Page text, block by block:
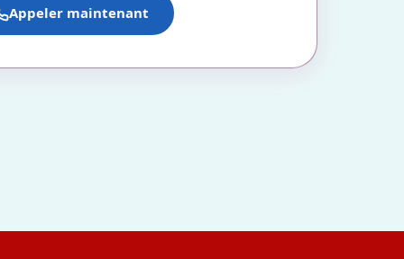
Appeler maintenant